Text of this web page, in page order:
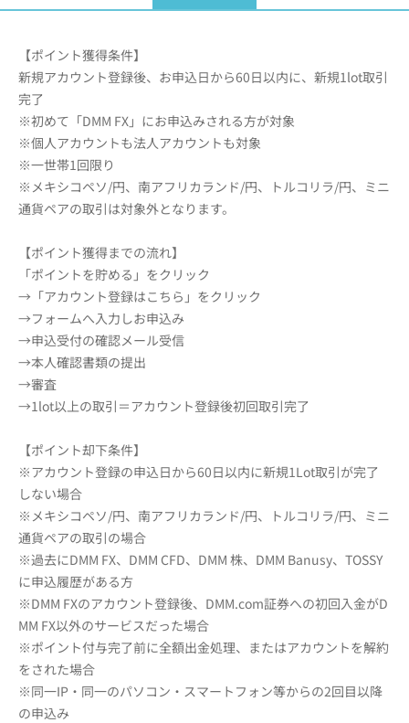
【ポイント獲得条件】
新規アカウント登録後、お申込日から60日以内に、新規1lot取引
完了
※初めて「DMM FX」にお申込みされる方が対象
※個人アカウントも法人アカウントも対象
※一世帯1回限り
※メキシコペソ/円、南アフリカランド/円、トルコリラ/円、ミニ
通貨ペアの取引は対象外となります。
【ポイント獲得までの流れ】
「ポイントを貯める」をクリック
→「アカウント登録はこちら」をクリック
→フォームへ入力しお申込み
→申込受付の確認メール受信
→本人確認書類の提出
→審査
→1lot以上の取引＝アカウント登録後初回取引完了
【ポイント却下条件】
※アカウント登録の申込日から60日以内に新規1Lot取引が完了
しない場合
※メキシコペソ/円、南アフリカランド/円、トルコリラ/円、ミニ
通貨ペアの取引の場合
※過去にDMM FX、DMM CFD、DMM 株、DMM Banusy、TOSSY
に申込履歴がある方
※DMM FXのアカウント登録後、DMM.com証券への初回入金がD
MM FX以外のサービスだった場合
※ポイント付与完了前に全額出金処理、またはアカウントを解約
をされた場合
※同一IP・同一のパソコン・スマートフォン等からの2回目以降
の申込み